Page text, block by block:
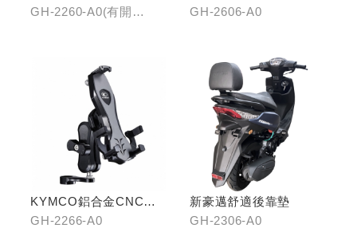
開口)/(無開口)
GH-2260-A0(有開
機架
GH-2606-A0
KYMCO鋁合金CNC減
震手機架
GH-2266-A0
新豪邁舒適後靠墊
GH-2306-A0